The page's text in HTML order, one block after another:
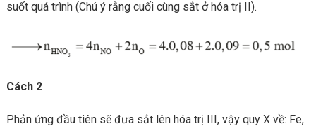
suốt quá trình (Chú ý rằng cuối cùng sắt ở hóa trị II).
Cách 2
Phản ứng đầu tiên sẽ đưa sắt lên hóa trị III, vậy quy X về: Fe,